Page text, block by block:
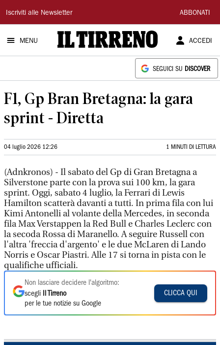
Il
Tirreno
Iscriviti alle Newsletter ABBONATI
MENU ACCEDI
SEGUICI SU DISCOVER
F1, Gp Bran Bretagna: la gara
sprint - Diretta
04 luglio 2026 12:26 1 MINUTI DI LETTURA
(Adnkronos) - Il sabato del Gp di Gran Bretagna a
Silverstone parte con la prova sui 100 km, la gara
sprint. Oggi, sabato 4 luglio, la Ferrari di Lewis
Hamilton scatterà davanti a tutti. In prima fila con lui
Kimi Antonelli al volante della Mercedes, in seconda
fila Max Verstappen la Red Bull e Charles Leclerc con
la secoda Rossa di Maranello. A seguire Russell con
l'altra 'freccia d'argento' e le due McLaren di Lando
Norris e Oscar Piastri. Alle 17 si torna in pista con le
qualifiche ufficiali.
Non lasciare decidere l'algoritmo:
scegli
Il Tirreno
per le tue notizie su Google
CLICCA QUI